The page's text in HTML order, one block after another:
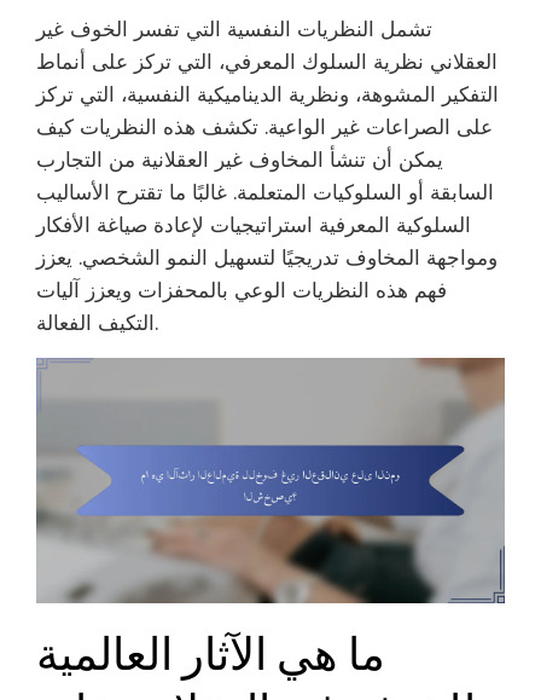
تشمل النظريات النفسية التي تفسر الخوف غير
العقلاني نظرية السلوك المعرفي، التي تركز على أنماط
التفكير المشوهة، ونظرية الديناميكية النفسية، التي تركز
على الصراعات غير الواعية. تكشف هذه النظريات كيف
يمكن أن تنشأ المخاوف غير العقلانية من التجارب
السابقة أو السلوكيات المتعلمة. غالبًا ما تقترح الأساليب
السلوكية المعرفية استراتيجيات لإعادة صياغة الأفكار
ومواجهة المخاوف تدريجيًا لتسهيل النمو الشخصي. يعزز
فهم هذه النظريات الوعي بالمحفزات ويعزز آليات
التكيف الفعالة.
ما هي الآثار العالمية